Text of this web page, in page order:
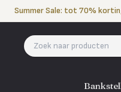
Naar de inhoud
Summer Sale: tot 70%